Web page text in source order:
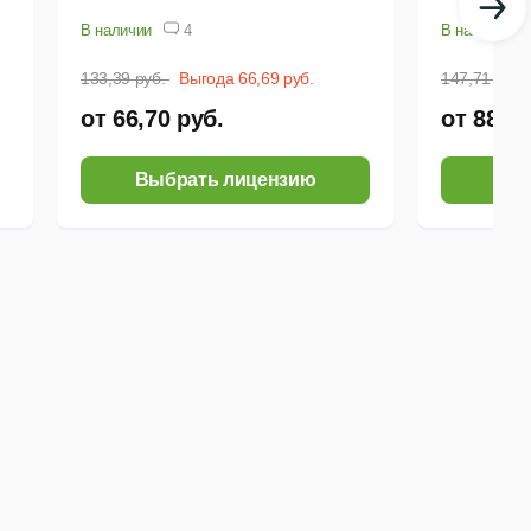
кнопок клавиатуры и анимированных форм.
курсора и визуализация нажатий,
В наличии 4
133,39 руб. Выгода 66,69 руб.
от 66,70 руб.
Выбрать лицензию
В наличии
147,71 руб.
от